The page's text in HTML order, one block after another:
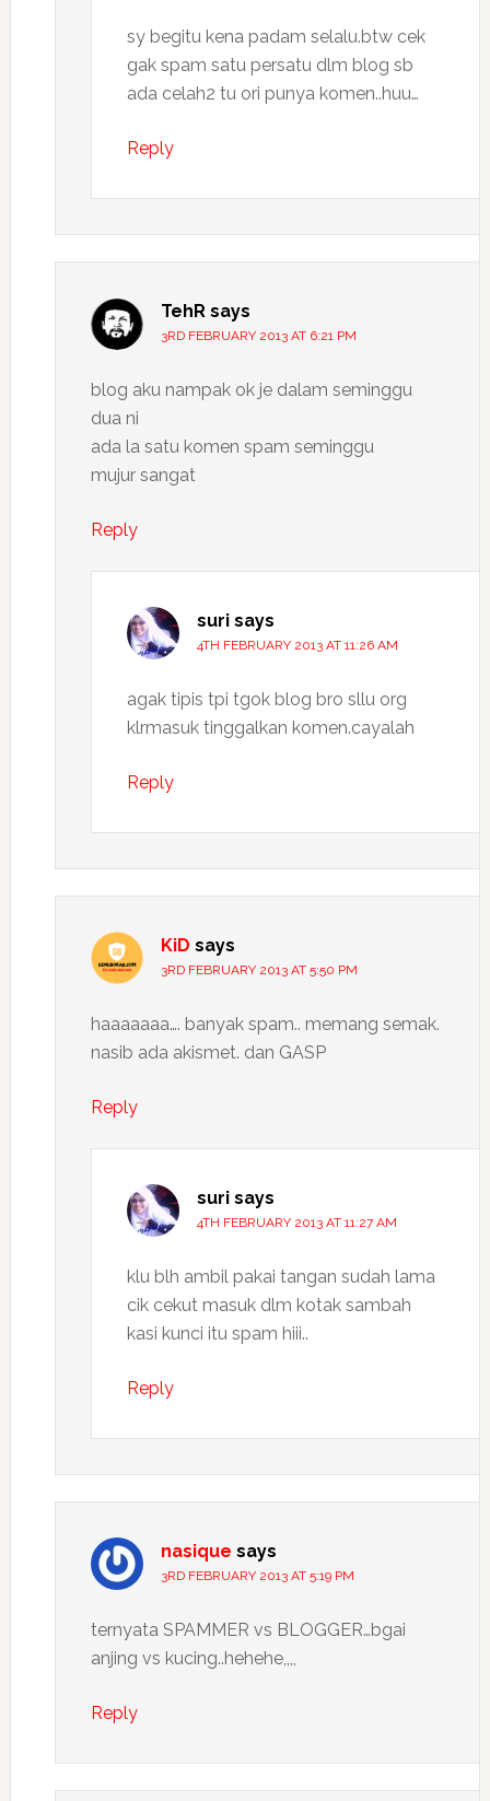
sy begitu kena padam selalu.btw cek
gak spam satu persatu dlm blog sb
ada celah2 tu ori punya komen..huu…
Reply
TehR says
3RD FEBRUARY 2013 AT 6:21 PM
blog aku nampak ok je dalam seminggu
dua ni
ada la satu komen spam seminggu
mujur sangat
Reply
suri says
4TH FEBRUARY 2013 AT 11:26 AM
agak tipis tpi tgok blog bro sllu org
klrmasuk tinggalkan komen.cayalah
Reply
KiD says
3RD FEBRUARY 2013 AT 5:50 PM
haaaaaaa…. banyak spam.. memang semak.
nasib ada akismet. dan GASP
Reply
suri says
4TH FEBRUARY 2013 AT 11:27 AM
klu blh ambil pakai tangan sudah lama
cik cekut masuk dlm kotak sambah
kasi kunci itu spam hiii..
Reply
nasique says
3RD FEBRUARY 2013 AT 5:19 PM
ternyata SPAMMER vs BLOGGER…bgai
anjing vs kucing..hehehe,,,,
Reply